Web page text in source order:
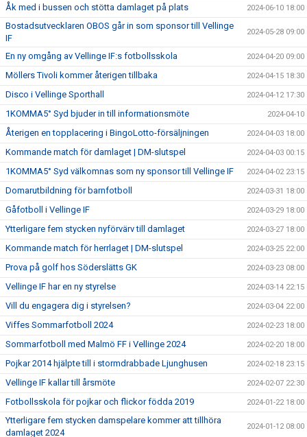
Åk med i bussen och stötta damlaget på plats 2024-06-10 18:00
Bostadsutvecklaren OBOS går in som sponsor till Vellinge
IF
2024-05-28 09:00
En ny omgång av Vellinge IF:s fotbollsskola 2024-04-20 09:00
Möllers Tivoli kommer återigen tillbaka 2024-04-15 18:30
Disco i Vellinge Sporthall 2024-04-12 17:30
1KOMMA5° Syd bjuder in till informationsmöte 2024-04-10
Återigen en topplacering i BingoLotto-försäljningen 2024-04-03 18:00
Kommande match för damlaget | DM-slutspel 2024-04-03 00:15
1KOMMA5° Syd välkomnas som ny sponsor till Vellinge IF 2024-04-02 23:15
Domarutbildning för barnfotboll 2024-03-31 18:00
Gåfotboll i Vellinge IF 2024-03-29 18:00
Ytterligare fem stycken nyförvärv till damlaget 2024-03-27 18:00
Kommande match för herrlaget | DM-slutspel 2024-03-25 22:00
Prova på golf hos Söderslätts GK 2024-03-23 08:00
Vellinge IF har en ny styrelse 2024-03-14 22:15
Vill du engagera dig i styrelsen? 2024-03-04 22:00
Viffes Sommarfotboll 2024 2024-02-23 18:00
Sommarfotboll med Malmö FF i Vellinge 2024 2024-02-20 18:00
Pojkar 2014 hjälpte till i stormdrabbade Ljunghusen 2024-02-18 23:15
Vellinge IF kallar till årsmöte 2024-02-07 22:30
Fotbollsskola för pojkar och flickor födda 2019 2024-01-22 18:00
Ytterligare fem stycken damspelare kommer att tillhöra
damlaget 2024
2024-01-12 08:00